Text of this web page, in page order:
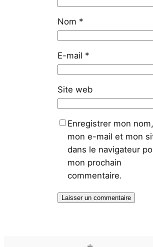
Nom *
E-mail *
Site web
Enregistrer mon nom,
mon e-mail et mon
dans le navigateur
mon prochain
commentaire.